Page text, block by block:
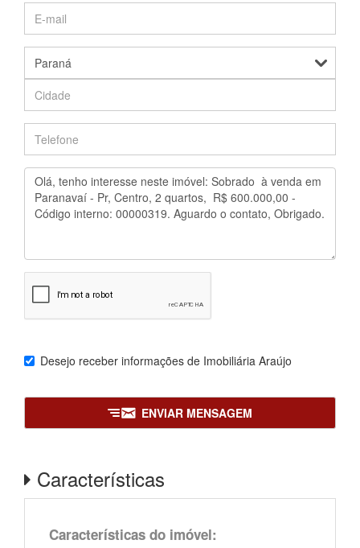
Desejo receber informações de Imobiliária Araújo
ENVIAR MENSAGEM
Características
Características do imóvel: